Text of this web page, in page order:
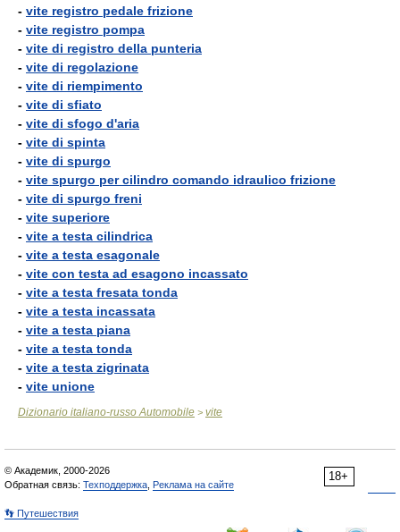
- vite registro pedale frizione
- vite registro pompa
- vite di registro della punteria
- vite di regolazione
- vite di riempimento
- vite di sfiato
- vite di sfogo d'aria
- vite di spinta
- vite di spurgo
- vite spurgo per cilindro comando idraulico frizione
- vite di spurgo freni
- vite superiore
- vite a testa cilindrica
- vite a testa esagonale
- vite con testa ad esagono incassato
- vite a testa fresata tonda
- vite a testa incassata
- vite a testa piana
- vite a testa tonda
- vite a testa zigrinata
- vite unione
Dizionario italiano-russo Automobile > vite
18+
© Академик, 2000-2026
Обратная связь: Техподдержка Реклама на сайте
👣 Путешествия